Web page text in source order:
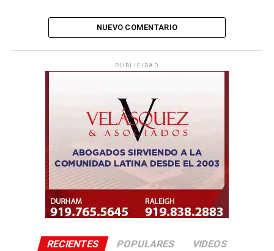
NUEVO COMENTARIO
PUBLICIDAD
RECIENTES POPULARES VIDEOS